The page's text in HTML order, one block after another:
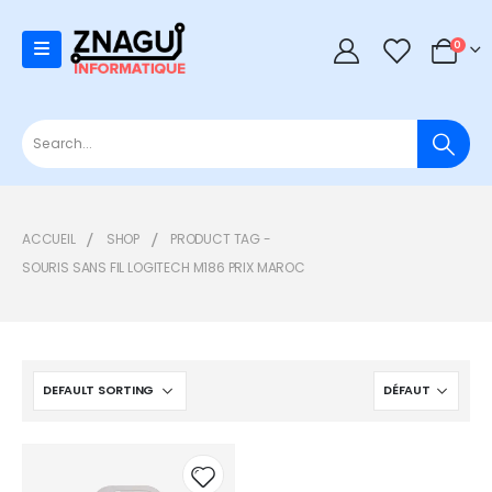
0 0
ACCUEIL SHOP
PRODUCT TAG -
SOURIS SANS FIL LOGITECH M186 PRIX MAROC